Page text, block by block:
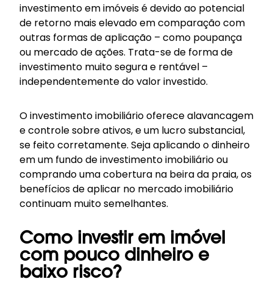
investimento em imóveis é devido ao potencial
de retorno mais elevado em comparação com
outras formas de aplicação – como poupança
ou mercado de ações. Trata-se de forma de
investimento muito segura e rentável –
independentemente do valor investido.
O investimento imobiliário oferece alavancagem
e controle sobre ativos, e um lucro substancial,
se feito corretamente. Seja aplicando o dinheiro
em um fundo de investimento imobiliário ou
comprando uma cobertura na beira da praia, os
benefícios de aplicar no mercado imobiliário
continuam muito semelhantes.
Como investir em imóvel
com pouco dinheiro e
baixo risco?